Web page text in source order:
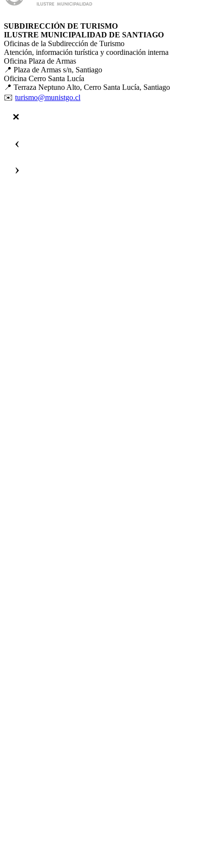
SUBDIRECCIÓN DE TURISMO
ILUSTRE MUNICIPALIDAD DE SANTIAGO
Oficinas de la Subdirección de Turismo
Atención, información turística y coordinación interna
Oficina Plaza de Armas
📍 Plaza de Armas s/n, Santiago
Oficina Cerro Santa Lucía
📍 Terraza Neptuno Alto, Cerro Santa Lucía, Santiago
✉️ turismo@munistgo.cl
‹
›